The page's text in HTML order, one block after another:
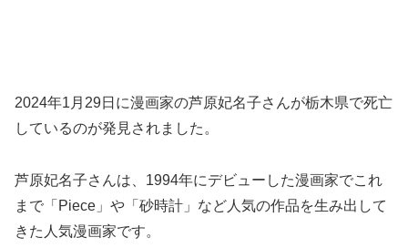
2024年1月29日に漫画家の芦原妃名子さんが栃木県で死亡
しているのが発見されました。
芦原妃名子さんは、1994年にデビューした漫画家でこれ
まで「Piece」や「砂時計」など人気の作品を生み出して
きた人気漫画家です。